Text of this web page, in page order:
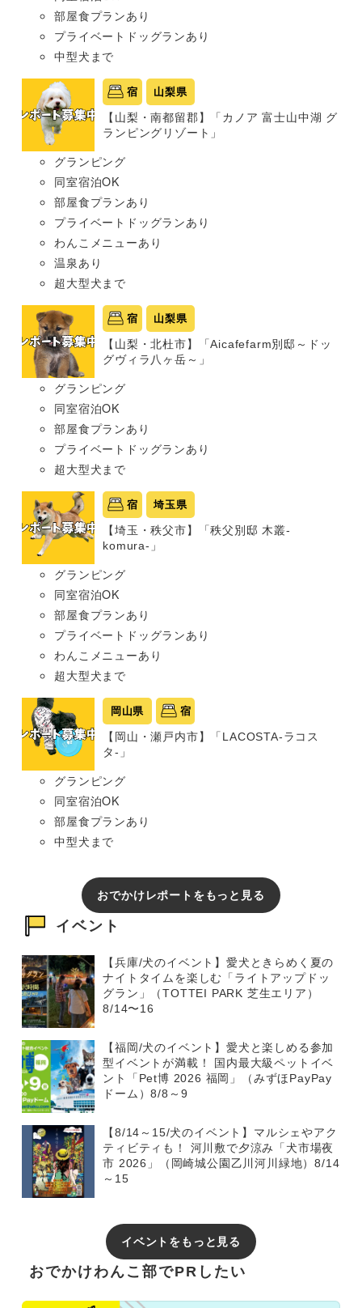
部屋食プランあり
プライベートドッグランあり
中型犬まで
宿 山梨県
【山梨・南都留郡】「カノア 富士山中湖 グ
ランピングリゾート」
グランピング
同室宿泊OK
部屋食プランあり
プライベートドッグランあり
わんこメニューあり
温泉あり
超大型犬まで
宿 山梨県
【山梨・北杜市】「Aicafefarm別邸～ドッ
グヴィラ八ヶ岳～」
グランピング
同室宿泊OK
部屋食プランあり
プライベートドッグランあり
超大型犬まで
宿 埼玉県
【埼玉・秩父市】「秩父別邸 木叢-
komura-」
グランピング
同室宿泊OK
部屋食プランあり
プライベートドッグランあり
わんこメニューあり
超大型犬まで
岡山県 宿
【岡山・瀬戸内市】「LACOSTA-ラコス
タ-」
グランピング
同室宿泊OK
部屋食プランあり
中型犬まで
おでかけレポートをもっと見る
イベント
【兵庫/犬のイベント】愛犬ときらめく夏の
ナイトタイムを楽しむ「ライトアップドッ
グラン」（TOTTEI PARK 芝生エリア）
8/14〜16
【福岡/犬のイベント】愛犬と楽しめる参加
型イベントが満載！ 国内最大級ペットイベ
ント「Pet博 2026 福岡」（みずほPayPay
ドーム）8/8～9
【8/14～15/犬のイベント】マルシェやアク
ティビティも！ 河川敷で夕涼み「犬市場夜
市 2026」（岡崎城公園乙川河川緑地）8/14
～15
イベントをもっと見る
おでかけわんこ部でPRしたい